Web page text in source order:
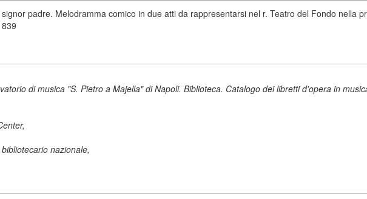
padre. Melodramma comico in due atti da rappresentarsi nel r. Teatro del Fondo nella
di musica "S. Pietro a Majella" di Napoli. Biblioteca. Catalogo dei libretti d'opera in
nazionale,